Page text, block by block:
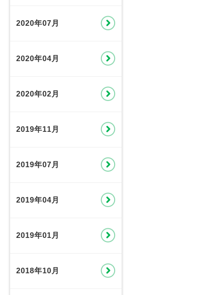
2020年07月
2020年04月
2020年02月
2019年11月
2019年07月
2019年04月
2019年01月
2018年10月